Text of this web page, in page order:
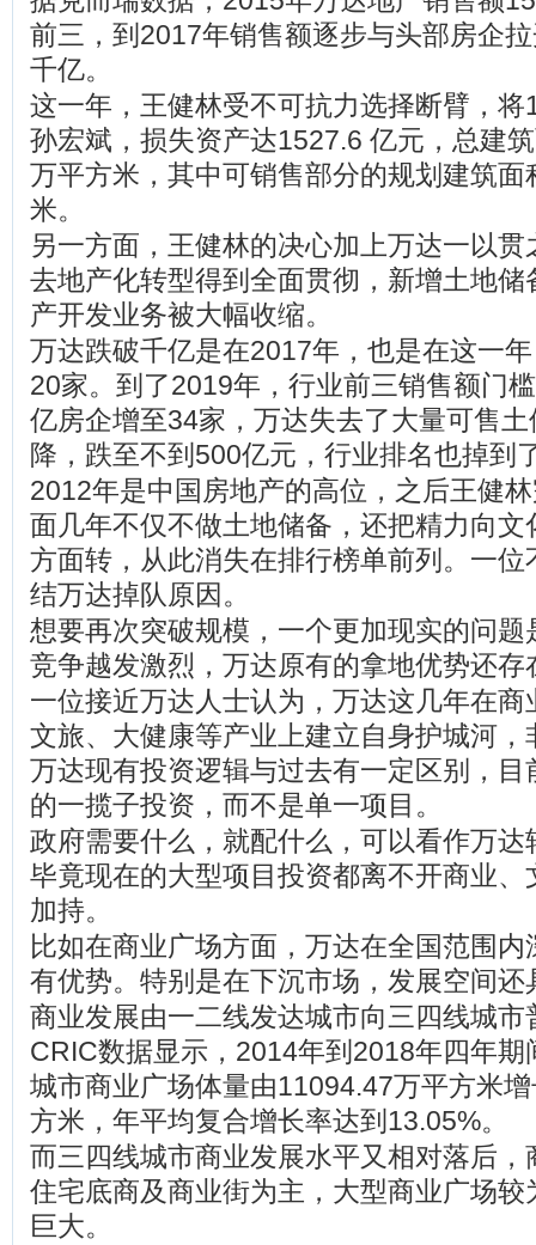
前三，到2017年销售额逐步与头部房企
千亿。
这一年，王健林受不可抗力选择断臂，
孙宏斌，损失资产达1527.6 亿元，总建
万平方米，其中可销售部分的规划建筑
米。
另一方面，王健林的决心加上万达一以
去地产化转型得到全面贯彻，新增土地储
产开发业务被大幅收缩。
万达跌破千亿是在2017年，也是在这一
20家。到了2019年，行业前三销售额门
亿房企增至34家，万达失去了大量可售
降，跌至不到500亿元，行业排名也掉到
2012年是中国房地产的高位，之后王健
面几年不仅不做土地储备，还把精力向文
方面转，从此消失在排行榜单前列。一位
结万达掉队原因。
想要再次突破规模，一个更加现实的问题
竞争越发激烈，万达原有的拿地优势还存
一位接近万达人士认为，万达这几年在
文旅、大健康等产业上建立自身护城河，
万达现有投资逻辑与过去有一定区别，目
的一揽子投资，而不是单一项目。
政府需要什么，就配什么，可以看作万达
毕竟现在的大型项目投资都离不开商业、
加持。
比如在商业广场方面，万达在全国范围
有优势。特别是在下沉市场，发展空间还
商业发展由一二线发达城市向三四线城市
CRIC数据显示，2014年到2018年四年期
城市商业广场体量由11094.47万平方米
方米，年平均复合增长率达到13.05%。
而三四线城市商业发展水平又相对落后，
住宅底商及商业街为主，大型商业广场较
巨大。